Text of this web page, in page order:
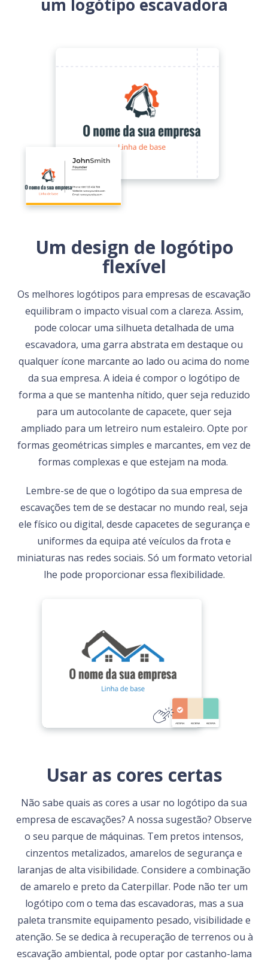
um logótipo escavadora
Um design de logótipo
flexível
Os melhores logótipos para empresas de escavação
equilibram o impacto visual com a clareza. Assim,
pode colocar uma silhueta detalhada de uma
escavadora, uma garra abstrata em destaque ou
qualquer ícone marcante ao lado ou acima do nome
da sua empresa. A ideia é compor o logótipo de
forma a que se mantenha nítido, quer seja reduzido
para um autocolante de capacete, quer seja
ampliado para um letreiro num estaleiro. Opte por
formas geométricas simples e marcantes, em vez de
formas complexas e que estejam na moda.
Lembre-se de que o logótipo da sua empresa de
escavações tem de se destacar no mundo real, seja
ele físico ou digital, desde capacetes de segurança e
uniformes da equipa até veículos da frota e
miniaturas nas redes sociais. Só um formato vetorial
lhe pode proporcionar essa flexibilidade.
Usar as cores certas
Não sabe quais as cores a usar no logótipo da sua
empresa de escavações? A nossa sugestão? Observe
o seu parque de máquinas. Tem pretos intensos,
cinzentos metalizados, amarelos de segurança e
laranjas de alta visibilidade. Considere a combinação
de amarelo e preto da Caterpillar. Pode não ter um
logótipo com o tema das escavadoras, mas a sua
paleta transmite equipamento pesado, visibilidade e
atenção. Se se dedica à recuperação de terrenos ou à
escavação ambiental, pode optar por castanho-lama